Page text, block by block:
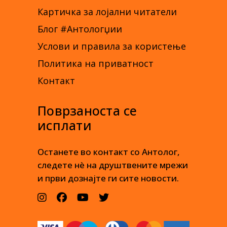
Картичка за лојални читатели
Блог #Антологџии
Услови и правила за користење
Политика на приватност
Контакт
Поврзаноста се
исплати
Останете во контакт со Антолог,
следете нè на друштвените мрежи
и први дознајте ги сите новости.